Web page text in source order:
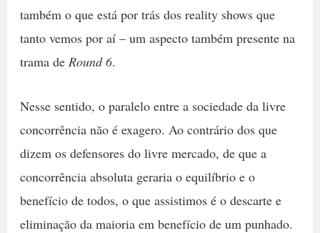
também o que está por trás dos reality shows que
tanto vemos por aí – um aspecto também presente na
trama de Round 6.
Nesse sentido, o paralelo entre a sociedade da livre
concorrência não é exagero. Ao contrário dos que
dizem os defensores do livre mercado, de que a
concorrência absoluta geraria o equilíbrio e o
benefício de todos, o que assistimos é o descarte e
eliminação da maioria em benefício de um punhado.